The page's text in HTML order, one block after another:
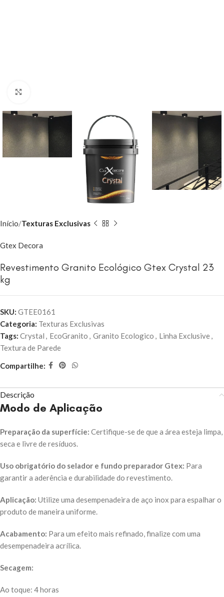
Início Texturas Exclusivas
Gtex Decora
Revestimento Granito Ecológico Gtex Crystal 23
kg
SKU: GTEE0161
Categoria: Texturas Exclusivas
Tags: Crystal , EcoGranito , Granito Ecologico , Linha Exclusive,
Textura de Parede
Compartilhe:
Descrição
Modo de Aplicação
Preparação da superfície: Certifique-se de que a área esteja limpa,
seca e livre de resíduos.
Uso obrigatório do selador e fundo preparador Gtex: Para
garantir a aderência e durabilidade do revestimento.
Aplicação: Utilize uma desempenadeira de aço inox para espalhar o
produto de maneira uniforme.
Acabamento: Para um efeito mais refinado, finalize com uma
desempenadeira acrílica.
Secagem:
Ao toque: 4 horas